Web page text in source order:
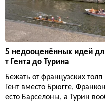
5 недооценённых идей
т Гента до Турина
Бежать от французских
Гент вместо Брюгге,
есто Барселоны, а Турин